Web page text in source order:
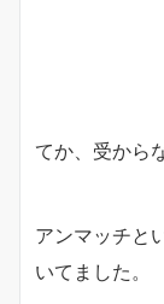
てか、受から
アンマッチと
いてました。